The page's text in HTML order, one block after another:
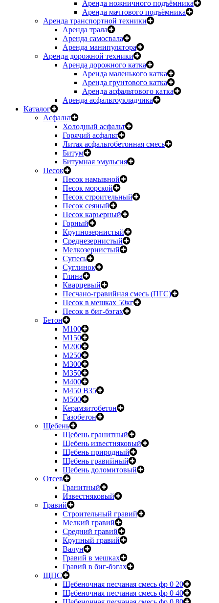
Аренда ножничного подъёмника
Аренда мачтового подъёмника
Аренда транспортной техники
Аренда трала
Аренда самосвала
Аренда манипулятора
Аренда дорожной техники
Аренда дорожного катка
Аренда маленького катка
Аренда грунтового катка
Аренда асфальтового катка
Аренда асфальтоукладчика
Каталог
Асфальт
Холодный асфальт
Горячий асфальт
Литая асфальтобетонная смесь
Битум
Битумная эмульсия
Песок
Песок намывной
Песок морской
Песок строительный
Песок сеяный
Песок карьерный
Горный
Крупнозернистый
Среднезернистый
Мелкозернистый
Супесь
Суглинок
Глина
Кварцевый
Песчано-гравийная смесь (ПГС)
Песок в мешках 50кг
Песок в биг-бэгах
Бетон
М100
М150
М200
М250
М300
М350
М400
М450 B35
М500
Керамзитобетон
Газобетон
Щебень
Щебень гранитный
Щебень известняковый
Щебень природный
Щебень гравийный
Щебень доломитовый
Отсев
Гранитный
Известняковый
Гравий
Строительный гравий
Мелкий гравий
Средний гравий
Крупный гравий
Валун
Гравий в мешках
Гравий в биг-бэгах
ЩПС
Щебеночная песчаная смесь фр 0 20
Щебеночная песчаная смесь фр 0 40